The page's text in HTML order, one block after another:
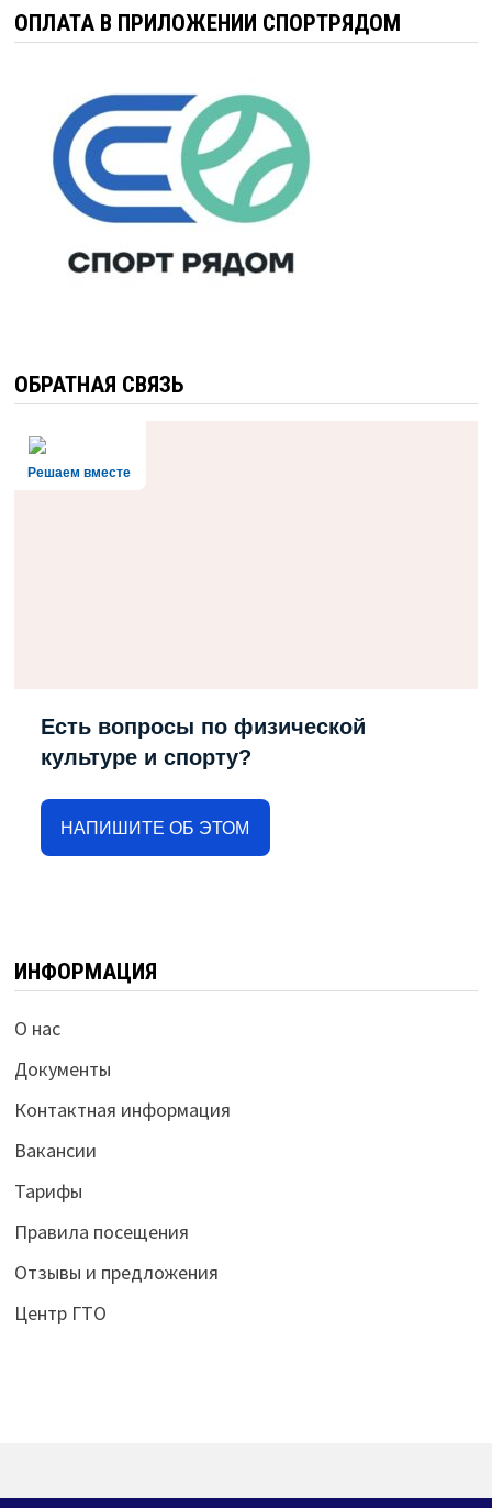
ОПЛАТА В ПРИЛОЖЕНИИ СПОРТРЯДОМ
ОБРАТНАЯ СВЯЗЬ
Решаем вместе
Есть вопросы по физической
культуре и спорту?
НАПИШИТЕ ОБ ЭТОМ
ИНФОРМАЦИЯ
О нас
Документы
Контактная информация
Вакансии
Тарифы
Правила посещения
Отзывы и предложения
Центр ГТО